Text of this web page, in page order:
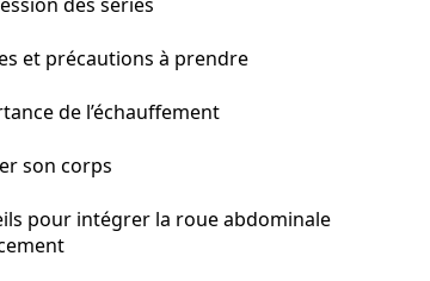
et précautions à prendre
de l’échauffement
son corps
pour intégrer la roue abdominale